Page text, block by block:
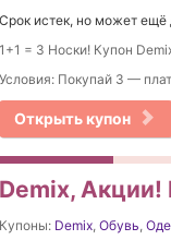
Срок истек, но может ещё
1+1 = 3 Носки! Купон
Условия: Покупай 3 —
Открыть купон
Demix, Акции!
Купоны: Demix, Обувь,